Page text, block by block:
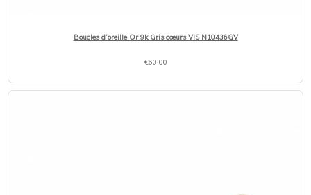
Boucles d’oreille Or 9k Gris cœurs VIS N10436GV
€60,00